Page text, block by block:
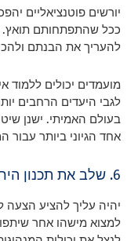
יורשים פוטנציאליים
ככל שהתפתחותם תואץ.
להעריך את הבנתם
מועמדים יכולים ללמוד
לגבי היעדים הרחבים
בעולם האמיתי. ישנן
אחד הגיוני ביותר עבור
6. שלב את תכנון הירושה שלך עם תוכנית הגיוס שלך
יהיה עליך להציע
למצוא מישהו אחר